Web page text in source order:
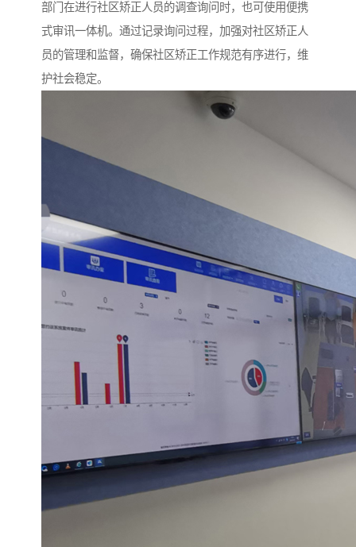
部门在进行社区矫正人员的调查询问时，也可使用便携
式审讯一体机。通过记录询问过程，加强对社区矫正人
员的管理和监督，确保社区矫正工作规范有序进行，维
护社会稳定。​